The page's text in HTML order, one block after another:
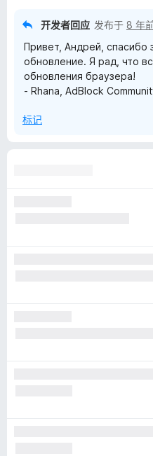
价
开发者回应 发布于 8 年
Привет, Андрей, спасибо
обновление. Я рад, что
обновления браузера!
- Rhana, AdBlock
标记